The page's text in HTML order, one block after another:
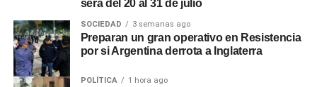
será del 20 al 31 de julio
SOCIEDAD 3 semanas ago
Preparan un gran operativo en Resistencia
por si Argentina derrota a Inglaterra
POLÍTICA 1 hora ago